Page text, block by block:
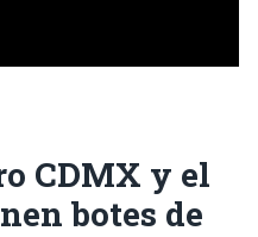
CDMX y el
botes de